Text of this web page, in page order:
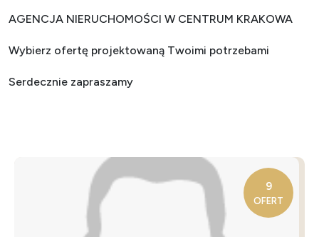
AGENCJA NIERUCHOMOŚCI W CENTRUM KRAKOWA
Wybierz ofertę projektowaną Twoimi potrzebami
Serdecznie zapraszamy
9
OFERT